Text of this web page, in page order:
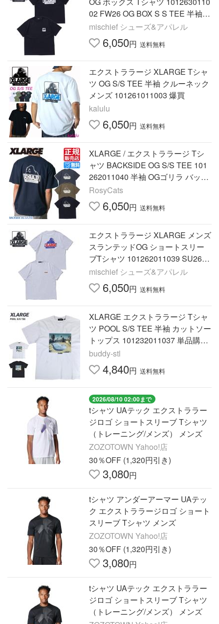
02 FW26 OG BOX S S TEE 半袖
グラフィック ロゴ カットソー ス
mischief シューズ&アパレル
6,050円 送料無料
エクストララージ XLARGE Tシャ
ツ OG S/S TEE 半袖 クルーネック
メンズ 101261011003 爆買
kalulu
6,050円 送料無料
XLARGE / エクストララージ Tシ
ャツ BACKSIDE OG S/S TEE 101
262011040 半袖 OGゴリラ バック
ロゴ バックプリント ロゴTシャツ
ストリートブランド ミラールック
RosyCats
6,050円 送料無料
エクストララージ XLARGE メンズ
スランテッドOG ショートスリー
ブTシャツ 101262011039 SU26
トップス 半袖 クルーネック グレ
ー ASH 正規取扱店
mischief シューズ&アパレル
6,050円 送料無料
XLARGE エクストララージ Tシャ
ツ POOL S/S TEE 半袖 カットソー
トップス 101232011037 単品購入
の場合はメール便発送 バーゲン
buddy-stl
4,840円 送料無料
2026/08/10 02:00まで
tシャツ UAテック エクストララー
ジロゴ ショートスリーブ Tシャツ
（トレーニング/メンズ） メンズ
ZOZOTOWN Yahoo!店
30％OFF (1,320円引き)
3,080円
tシャツ アンダーアーマー UAテッ
ク エクストララージロゴ ショート
スリーブ Tシャツ メンズ
ZOZOTOWN Yahoo!店
30％OFF (1,320円引き)
3,080円
tシャツ UAテック エクストララー
ジロゴ ショートスリーブ Tシャツ
（トレーニング/メンズ） メンズ